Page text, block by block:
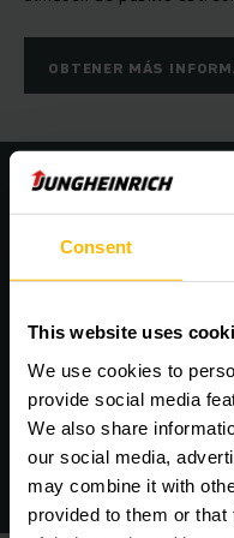
Consent
This website uses
We use cookies to
provide social media
We also share
our social media,
may combine it with
provided to them or
OBTENER MÁS
Integración
informática